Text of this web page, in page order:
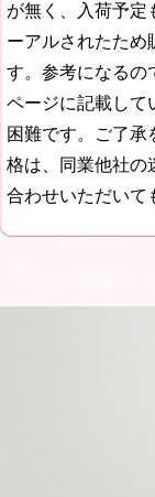
が無く、入荷予定
ーアルされたため
す。参考になるの
ページに記載して
困難です。ご了承
格は、同業他社の
合わせいただいて